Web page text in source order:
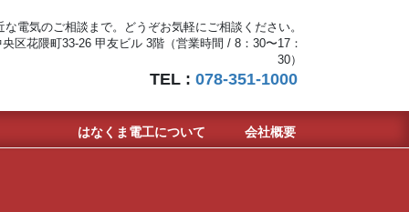
電気のご相談まで。どうぞお気軽にご相談ください。
区花隈町33-26 甲友ビル 3階（営業時間 / 8：30〜17：
30）
TEL : 078-351-1000
はなくま電工について 会社概要